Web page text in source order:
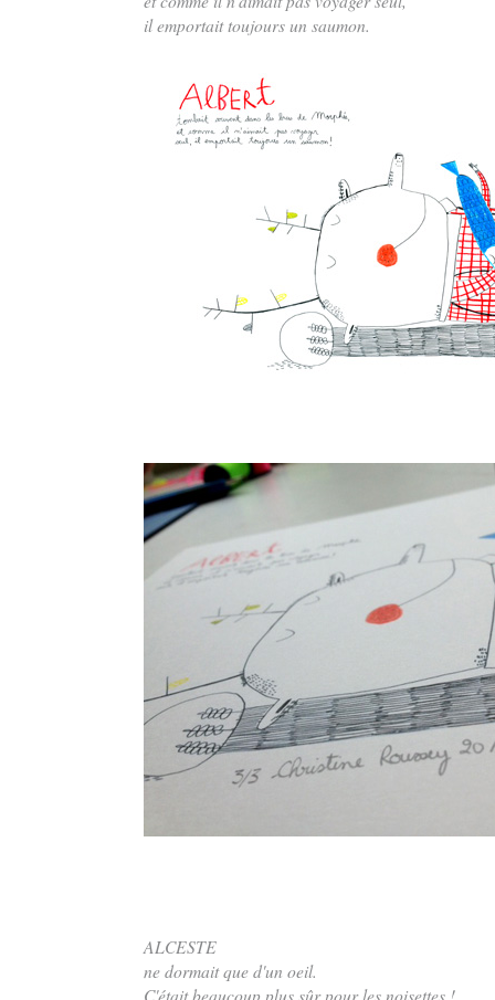
il emportait toujours un saumon.
ALCESTE
ne dormait que d'un oeil.
C'était beaucoup plus sûr pour les noisettes !